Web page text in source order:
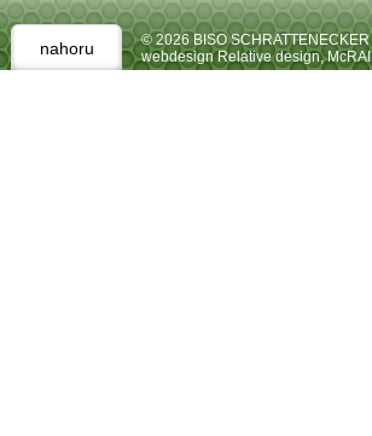
nahoru
© 2026 BISO SCHRATTENECKER
webdesign Relative design,McRAI